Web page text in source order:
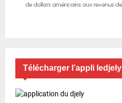
Télécharger l’appli ledjely